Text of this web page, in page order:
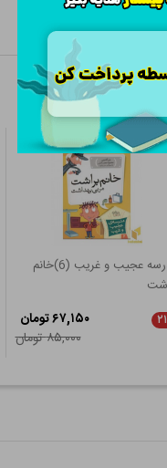
مدرسه عجیب و غریب (6)خانم
۶۷,۱۵۰ تومان
۸۵,۰۰۰ تومان